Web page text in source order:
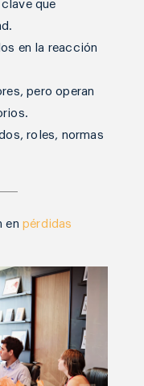
que
en la reacción
pero operan
roles, normas
en pérdidas